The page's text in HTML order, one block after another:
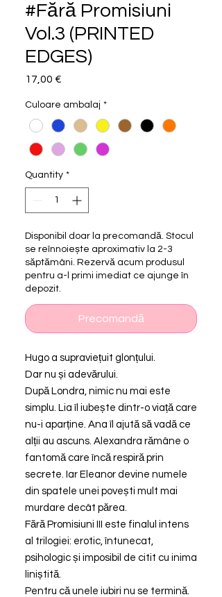
#Fără Promisiuni
Vol.3 (PRINTED
EDGES)
17,00 €
Culoare ambalaj *
Quantity *
Disponibil doar la precomandă. Stocul
se reînnoiește aproximativ la 2-3
săptămâni. Rezervă acum produsul
pentru a-l primi imediat ce ajunge în
depozit.
Precomandă
Hugo a supraviețuit glonțului.
Dar nu și adevărului.
După Londra, nimic nu mai este
simplu. Lia îl iubește dintr-o viață care
nu-i aparține. Ana îl ajută să vadă ce
alții au ascuns. Alexandra rămâne o
fantomă care încă respiră prin
secrete. Iar Eleanor devine numele
din spatele unei povești mult mai
murdare decât părea.
Fără Promisiuni III este finalul intens
al trilogiei: erotic, întunecat,
psihologic și imposibil de citit cu inima
liniștită.
Pentru că unele iubiri nu se termină.